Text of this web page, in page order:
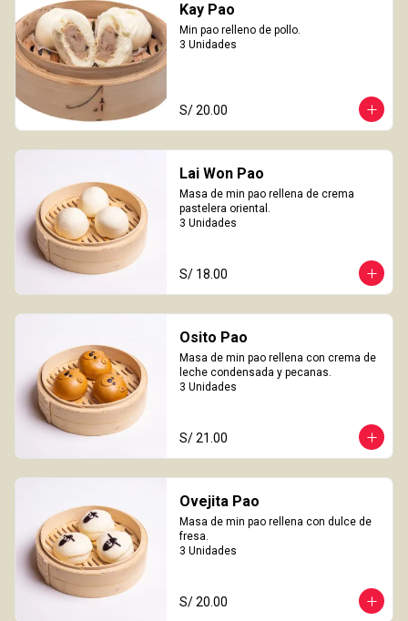
Kay Pao
Min pao relleno de pollo.
3 Unidades
S/ 20.00
Lai Won Pao
Masa de min pao rellena de crema
pastelera oriental.
3 Unidades
S/ 18.00
Osito Pao
Masa de min pao rellena con crema de
leche condensada y pecanas.
3 Unidades
S/ 21.00
Ovejita Pao
Masa de min pao rellena con dulce de
fresa.
3 Unidades
S/ 20.00